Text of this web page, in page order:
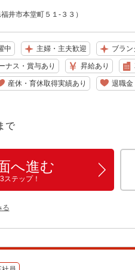
井市本堂町５１-３３）
中 主婦・主夫歓迎 ブラン
ナス・賞与あり 昇給あり
産休・育休取得実績あり 退職金
で
へ進む
ステップ！
る